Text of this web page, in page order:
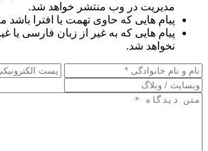
مدیریت در وب منتشر خواهد شد.
پیام هایی که حاوی تهمت یا افترا باشد
پیام هایی که به غیر از زبان فارسی یا
نخواهد شد.